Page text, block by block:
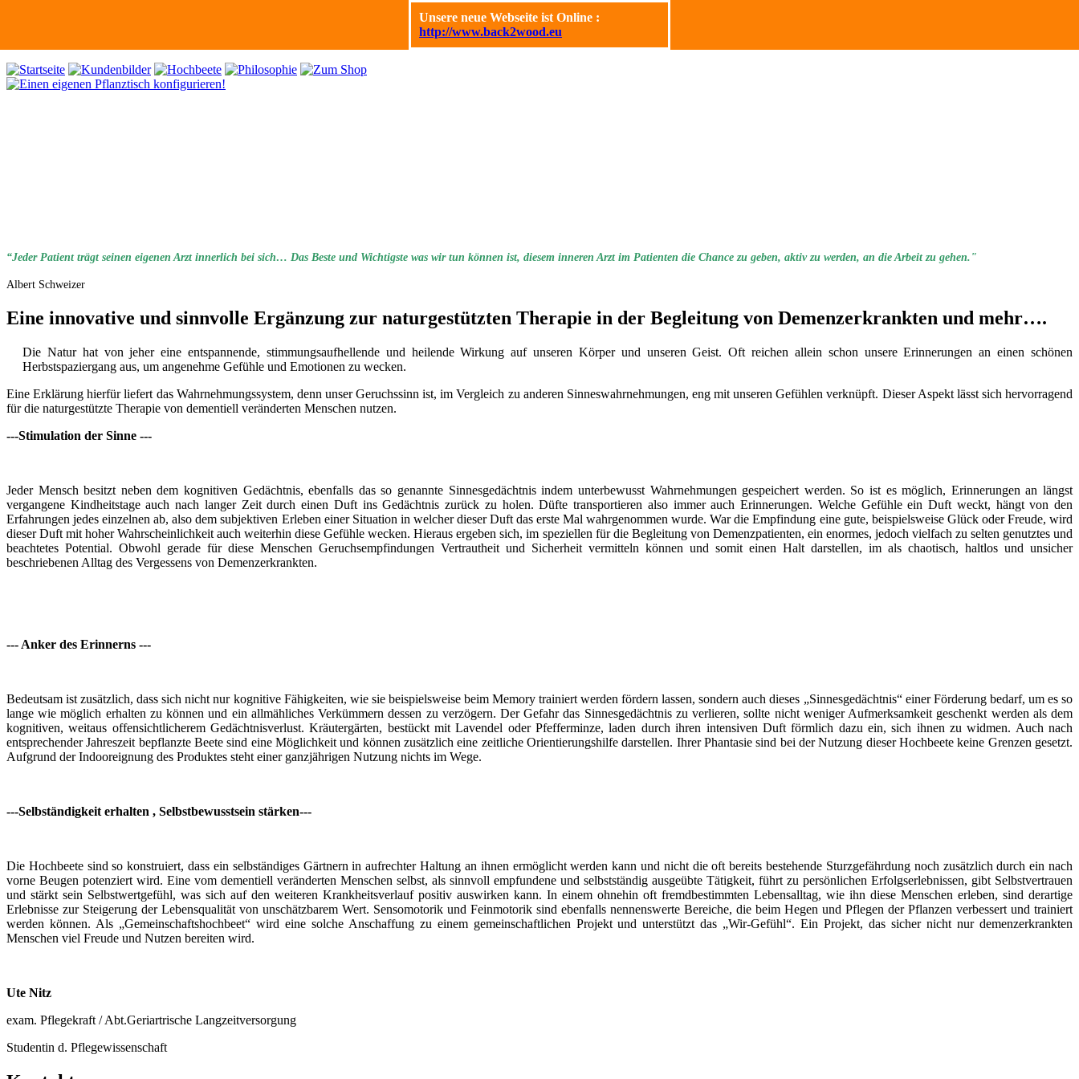
Unsere neue Webseite ist Online :
http://www.back2wood.eu
“Jeder Patient trägt seinen eigenen Arzt innerlich bei sich… Das Beste und Wichtigste was wir tun können ist, diesem inneren Arzt im Patienten die Chance zu geben, aktiv zu werden, an die Arbeit zu gehen."
Albert Schweizer
Eine innovative und sinnvolle Ergänzung zur naturgestützten Therapie in der Begleitung von Demenzerkrankten und mehr….
Die Natur hat von jeher eine entspannende, stimmungsaufhellende und heilende Wirkung auf unseren Körper und unseren Geist. Oft reichen allein schon unsere Erinnerungen an einen schönen
Herbstspaziergang aus, um angenehme Gefühle und Emotionen zu wecken.
Eine Erklärung hierfür liefert das Wahrnehmungssystem, denn unser Geruchssinn ist, im Vergleich zu anderen Sinneswahrnehmungen, eng mit unseren Gefühlen verknüpft. Dieser Aspekt lässt sich hervorragend
für die naturgestützte Therapie von dementiell veränderten Menschen nutzen.
---Stimulation der Sinne ---
Jeder Mensch besitzt neben dem kognitiven Gedächtnis, ebenfalls das so genannte Sinnesgedächtnis indem unterbewusst Wahrnehmungen gespeichert werden. So ist es möglich, Erinnerungen an längst
vergangene Kindheitstage auch nach langer Zeit durch einen Duft ins Gedächtnis zurück zu holen. Düfte transportieren also immer auch Erinnerungen. Welche Gefühle ein Duft weckt, hängt von den
Erfahrungen jedes einzelnen ab, also dem subjektiven Erleben einer Situation in welcher dieser Duft das erste Mal wahrgenommen wurde. War die Empfindung eine gute, beispielsweise Glück oder Freude, wird
dieser Duft mit hoher Wahrscheinlichkeit auch weiterhin diese Gefühle wecken. Hieraus ergeben sich, im speziellen für die Begleitung von Demenzpatienten, ein enormes, jedoch vielfach zu selten genutztes und
beachtetes Potential. Obwohl gerade für diese Menschen Geruchsempfindungen Vertrautheit und Sicherheit vermitteln können und somit einen Halt darstellen, im als chaotisch, haltlos und unsicher
beschriebenen Alltag des Vergessens von Demenzerkrankten.
--- Anker des Erinnerns ---
Bedeutsam ist zusätzlich, dass sich nicht nur kognitive Fähigkeiten, wie sie beispielsweise beim Memory trainiert werden fördern lassen, sondern auch dieses „Sinnesgedächtnis“ einer Förderung bedarf, um es so
lange wie möglich erhalten zu können und ein allmähliches Verkümmern dessen zu verzögern. Der Gefahr das Sinnesgedächtnis zu verlieren, sollte nicht weniger Aufmerksamkeit geschenkt werden als dem
kognitiven, weitaus offensichtlicherem Gedächtnisverlust. Kräutergärten, bestückt mit Lavendel oder Pfefferminze, laden durch ihren intensiven Duft förmlich dazu ein, sich ihnen zu widmen. Auch nach
entsprechender Jahreszeit bepflanzte Beete sind eine Möglichkeit und können zusätzlich eine zeitliche Orientierungshilfe darstellen. Ihrer Phantasie sind bei der Nutzung dieser Hochbeete keine Grenzen gesetzt.
Aufgrund der Indooreignung des Produktes steht einer ganzjährigen Nutzung nichts im Wege.
---Selbständigkeit erhalten , Selbstbewusstsein stärken---
Die Hochbeete sind so konstruiert, dass ein selbständiges Gärtnern in aufrechter Haltung an ihnen ermöglicht werden kann und nicht die oft bereits bestehende Sturzgefährdung noch zusätzlich durch ein nach
vorne Beugen potenziert wird. Eine vom dementiell veränderten Menschen selbst, als sinnvoll empfundene und selbstständig ausgeübte Tätigkeit, führt zu persönlichen Erfolgserlebnissen, gibt Selbstvertrauen
und stärkt sein Selbstwertgefühl, was sich auf den weiteren Krankheitsverlauf positiv auswirken kann. In einem ohnehin oft fremdbestimmten Lebensalltag, wie ihn diese Menschen erleben, sind derartige
Erlebnisse zur Steigerung der Lebensqualität von unschätzbarem Wert. Sensomotorik und Feinmotorik sind ebenfalls nennenswerte Bereiche, die beim Hegen und Pflegen der Pflanzen verbessert und trainiert
werden können. Als „Gemeinschaftshochbeet“ wird eine solche Anschaffung zu einem gemeinschaftlichen Projekt und unterstützt das „Wir-Gefühl“. Ein Projekt, das sicher nicht nur demenzerkrankten
Menschen viel Freude und Nutzen bereiten wird.
Ute Nitz
exam. Pflegekraft / Abt.Geriartrische Langzeitversorgung
Studentin d. Pflegewissenschaft